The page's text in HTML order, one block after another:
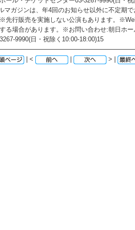
マガジンは、年4回のお知らせ以外に不定期
先行販売を実施しない公演もあります。
る場合があります。※お問い合わせ:朝日ホ
9990(日・祝除く10:00-18:00)15
| < | > |